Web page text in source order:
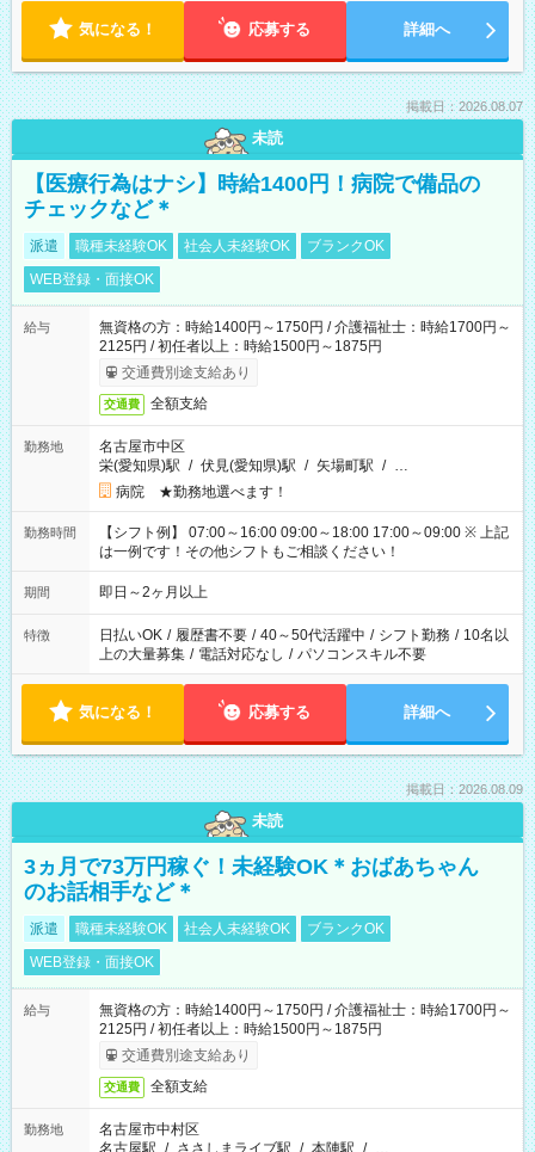
気になる！ 応募する 詳細へ
掲載日：2026.08.07
未読
【医療行為はナシ】時給1400円！病院で備品の
チェックなど＊
派遣 職種未経験OK 社会人未経験OK
ブランクOK
WEB登録・面接OK
給与
無資格の方：時給1400円～1750円 / 介護福祉士：時給1700円～
2125円 / 初任者以上：時給1500円～1875円
交通費別途支給あり
交通費 全額支給
勤務地
名古屋市中区
栄(愛知県)駅 / 伏見(愛知県)駅 / 矢場町駅 / …
病院 ★勤務地選べます！
勤務時間
【シフト例】 07:00～16:00 09:00～18:00 17:00～09:00 ※ 上記
は一例です！その他シフトもご相談ください！
期間 即日～2ヶ月以上
特徴 日払いOK / 履歴書不要 / 40～50代活躍中 / シフト勤務 / 10名以
上の大量募集 / 電話対応なし / パソコンスキル不要
気になる！ 応募する 詳細へ
掲載日：2026.08.09
未読
3ヵ月で73万円稼ぐ！未経験OK＊おばあちゃん
のお話相手など＊
派遣 職種未経験OK 社会人未経験OK
ブランクOK
WEB登録・面接OK
給与
無資格の方：時給1400円～1750円 / 介護福祉士：時給1700円～
2125円 / 初任者以上：時給1500円～1875円
交通費別途支給あり
交通費 全額支給
勤務地
名古屋市中村区
名古屋駅 / ささしまライブ駅 / 本陣駅 / …